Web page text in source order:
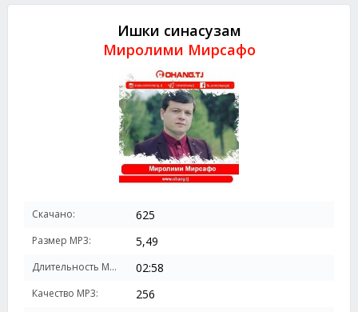
Ишки синасузам
Миролими Мирсафо
Скачано: 625
Размер MP3: 5,49
Длительность MP3: 02:58
Качество MP3: 256